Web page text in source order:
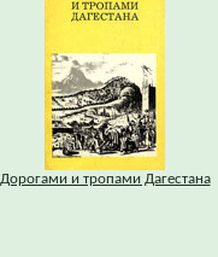
Дорогами и тропами Дагестана